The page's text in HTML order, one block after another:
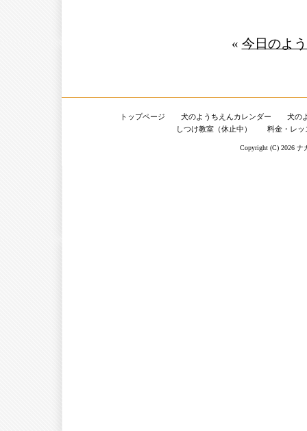
« 今日のよ
トップページ 犬のようちえんカレンダー
犬の
しつけ教室（休止中）
料金・レッ
Copyright (C) 2026 ナ